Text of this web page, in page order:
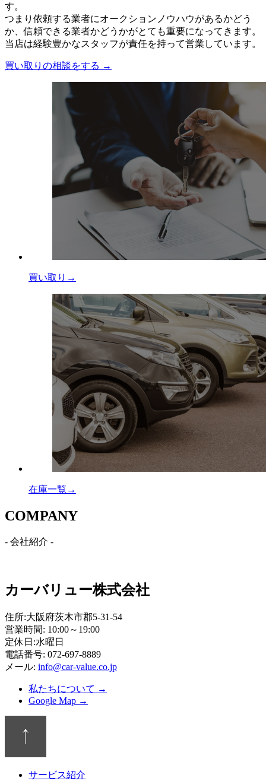
す。
つまり依頼する業者にオークションノウハウがあるかどう
か、信頼できる業者かどうかがとても重要になってきます。
当店は経験豊かなスタッフが責任を持って営業しています。
買い取りの相談をする →
買い取り→
在庫一覧→
COMPANY
- 会社紹介 -
カーバリュー株式会社
住所:大阪府茨木市郡5-31-54
営業時間: 10:00～19:00
定休日:水曜日
電話番号: 072-697-8889
メール: info@car-value.co.jp
私たちについて →
Google Map →
サービス紹介